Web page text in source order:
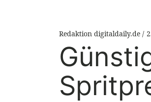
Redaktion digitaldaily.de